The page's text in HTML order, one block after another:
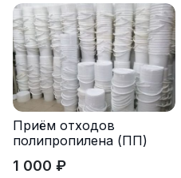
Приём отходов
полипропилена (ПП)
1 000 ₽